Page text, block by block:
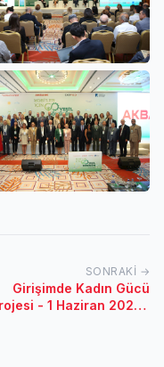
SONRAKI →
Girişimde Kadın Gücü
- 1 Haziran 2022 /